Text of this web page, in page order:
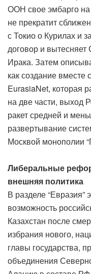
ООН свое эмбарго на
не прекратит
с Токио о Курилах и
договор и
Ирака. Затем
как создание вместе
EurasiaNet, которая
на две части, выход
ракет средней и
развертывание
Москвой монополии
Либеральные
внешняя политика
В разделе “Евразия”
возможность
Казахстан после
избрания нового,
главы государства,
объединения